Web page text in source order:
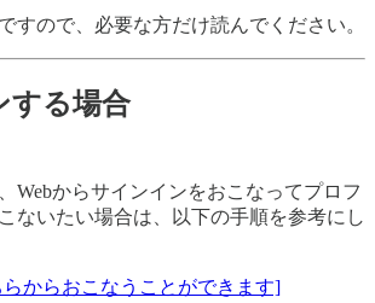
すので、必要な方だけ読んでください。
する場合
Webからサインインをおこなってプロフ
ないたい場合は、以下の手順を参考にし
からおこなうことができます]